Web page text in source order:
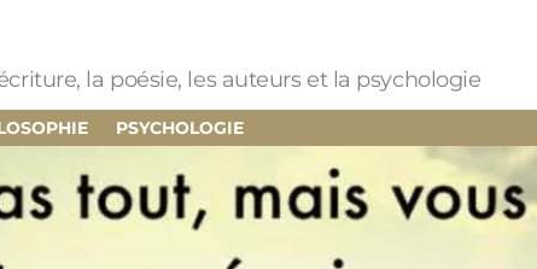
la poésie, les auteurs et la psychologie
PSYCHOLOGIE
ARTICLES